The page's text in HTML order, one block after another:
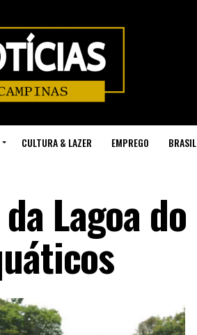
CULTURA & LAZER EMPREGO BRASIL
Lagoa do